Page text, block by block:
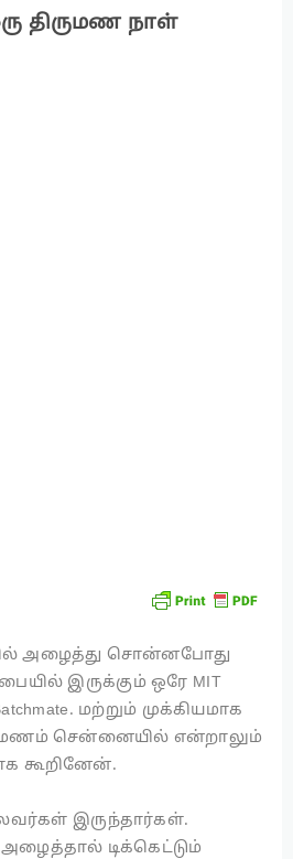
திருமண நாள்
அழைத்து சொன்னபோது
இருக்கும் ஒரே MIT
மற்றும் முக்கியமாக
சென்னையில் என்றாலும்
கூறினேன்.
இருந்தார்கள்.
டிக்கெட்டும்